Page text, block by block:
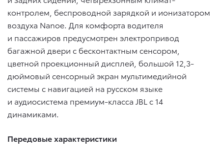
контролем, беспроводной зарядкой и ионизатором
воздуха Nanoe. Для комфорта водителя
и пассажиров предусмотрен электропривод
багажной двери с бесконтактным сенсором,
цветной проекционный дисплей, большой 12,3-
дюймовый сенсорный экран мультимедийной
системы с навигацией на русском языке
и аудиосистема премиум-класса JBL с 14
динамиками.
Передовые характеристики